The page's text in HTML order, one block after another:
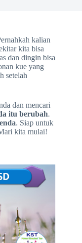
kalian
kita bisa
dan dingin bisa
kue yang
setelah
dan mencari
itu berubah.
. Siap untuk
kita mulai!